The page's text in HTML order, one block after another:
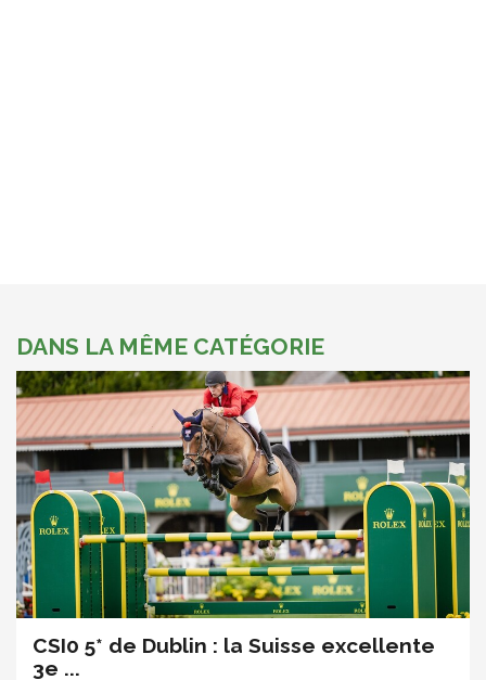
DANS LA MÊME CATÉGORIE
CSI0 5* de Dublin : la Suisse excellente
3e ...